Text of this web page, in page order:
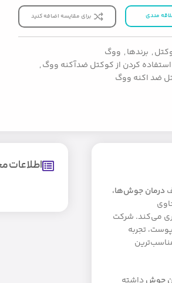
مندی برای مقایسه اضافه کنید
, برندها, ووگ
استفاده کردن از کوکتل ضدآکنه ووگ,
ضد اکنه ووگ
درمان جوش‌ها،
می‌کند. شرکت
پوست، تجربه
اطلاعات